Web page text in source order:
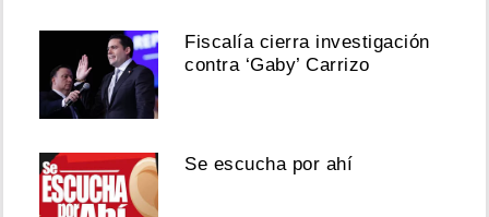
Fiscalía cierra investigación
contra ‘Gaby’ Carrizo
Se escucha por ahí